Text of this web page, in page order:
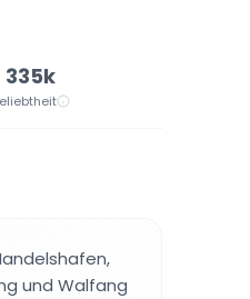
335k
und Walfang